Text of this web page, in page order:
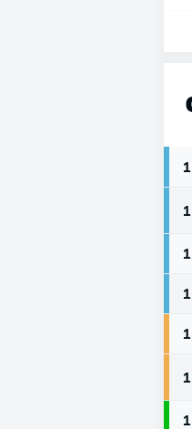
1
1
1
1
1
1
1